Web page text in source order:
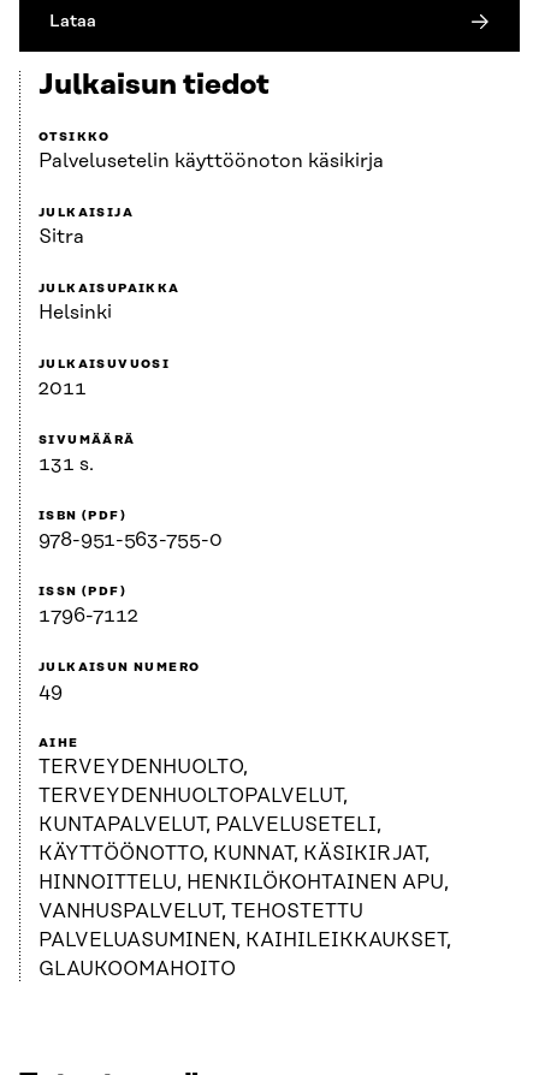
Lataa
Julkaisun tiedot
OTSIKKO
Palvelusetelin käyttöönoton käsikirja
JULKAISIJA
Sitra
JULKAISUPAIKKA
Helsinki
JULKAISUVUOSI
2011
SIVUMÄÄRÄ
131 s.
ISBN (PDF)
978-951-563-755-0
ISSN (PDF)
1796-7112
JULKAISUN NUMERO
49
AIHE
TERVEYDENHUOLTO,
TERVEYDENHUOLTOPALVELUT,
KUNTAPALVELUT, PALVELUSETELI,
KÄYTTÖÖNOTTO, KUNNAT, KÄSIKIRJAT,
HINNOITTELU, HENKILÖKOHTAINEN APU,
VANHUSPALVELUT, TEHOSTETTU
PALVELUASUMINEN, KAIHILEIKKAUKSET,
GLAUKOOMAHOITO